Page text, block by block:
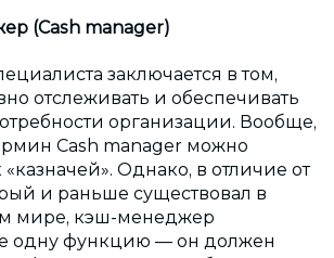
(Cash manager)
заключается в том,
отслеживать и обеспечивать
организации. Вообще,
Cash manager можно
«казначей». Однако, в отличие от
и раньше существовал в
мире, кэш-менеджер
одну функцию — он должен